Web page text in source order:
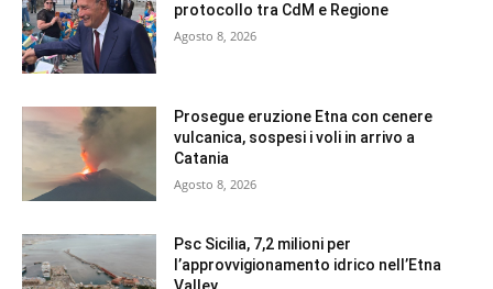
protocollo tra CdM e Regione
Agosto 8, 2026
Prosegue eruzione Etna con cenere
vulcanica, sospesi i voli in arrivo a
Catania
Agosto 8, 2026
Psc Sicilia, 7,2 milioni per
l’approvvigionamento idrico nell’Etna
Valley